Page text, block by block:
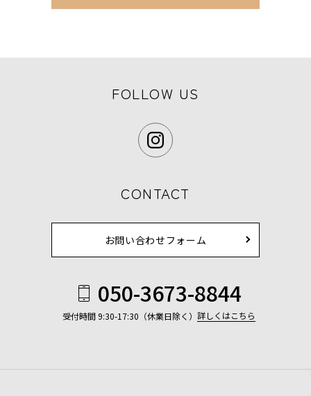
FOLLOW US
CONTACT
お問い合わせフォーム
050-3673-8844
受付時間 9:30-17:30（休業日除く） 詳しくはこちら